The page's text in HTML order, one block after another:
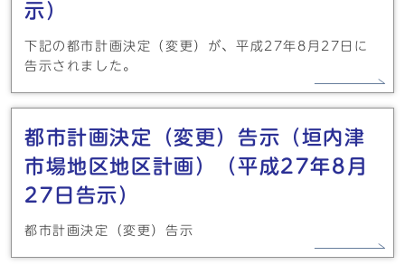
示）
下記の都市計画決定（変更）が、平成27年8月27日に
告示されました。
都市計画決定（変更）告示（垣内津
市場地区地区計画）（平成27年8月
27日告示）
都市計画決定（変更）告示